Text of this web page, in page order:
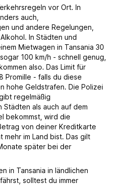
vor Ort. In
auch,
und andere Regelungen,
In Städten und
Mietwagen in Tansania 30
100 km/h - schnell genug,
also. Das Limit für
Promille - falls du diese
hohe Geldstrafen. Die Polizei
regelmäßig
als auch auf dem
bekommst, wird die
von deiner Kreditkarte
mehr im Land bist. Das gilt
später bei der
in Tansania in ländlichen
solltest du immer